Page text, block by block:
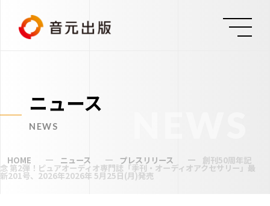
ニュース
NEWS
HOME ニュース プレスリリース 創刊50周年記
念 第2弾！ピュアオーディオ専門誌「季刊・オーディオアクセサリー」最
新201号、2026年2026年 5月25日(月)発売